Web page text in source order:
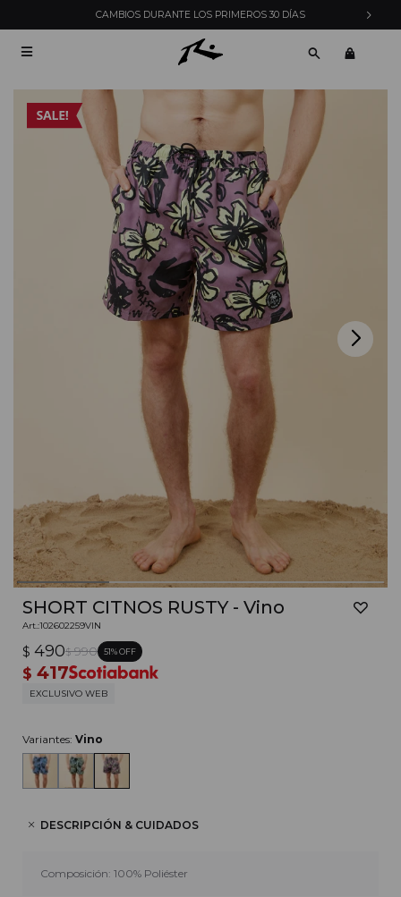
CAMBIOS DURANTE LOS PRIMEROS 30 DÍAS

SHORT CITNOS RUSTY - Vino
102602259VIN
$ 490$ 990 51
$ 417
EXCLUSIVO WEB
Variantes: Vino
DESCRIPCIÓN & CUIDADOS
Composición: 100% Poliéster